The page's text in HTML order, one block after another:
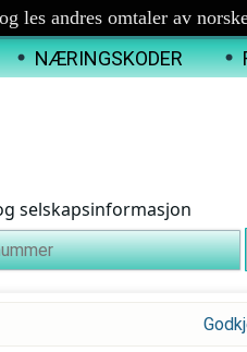
les andres omtaler av
NÆRINGSKODER
selskapsinformasjon